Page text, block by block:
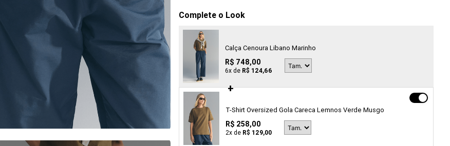
Complete o Look
Calça Cenoura Libano Marinho
R$ 748,00
6x de R$ 124,66
T-Shirt Oversized Gola Careca Lemnos Verde Musgo
R$ 258,00
2x de R$ 129,00